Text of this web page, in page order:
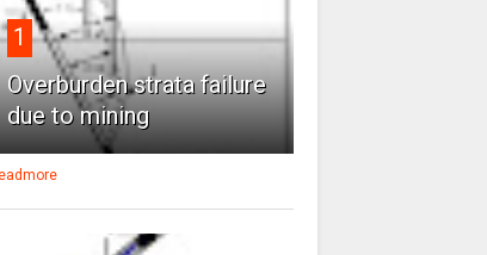
1
Overburden strata failure
due to mining